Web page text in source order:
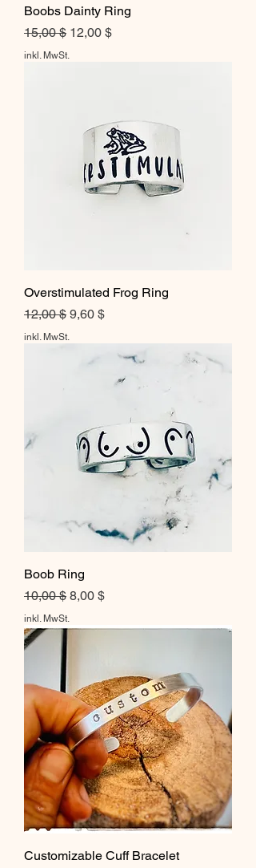
Boobs Dainty Ring
Standardpreis
15,00 $ Sale-Preis
12,00 $
inkl. MwSt.
Overstimulated Frog Ring
Standardpreis
12,00 $ Sale-Preis
9,60 $
inkl. MwSt.
Boob Ring
Standardpreis
10,00 $ Sale-Preis
8,00 $
inkl. MwSt.
Customizable Cuff Bracelet